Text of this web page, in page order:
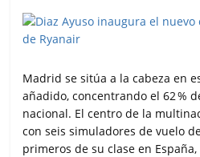
Madrid se sitúa a la cabeza en
añadido, concentrando el 62 %
nacional. El centro de la
con seis simuladores de vuelo
primeros de su clase en